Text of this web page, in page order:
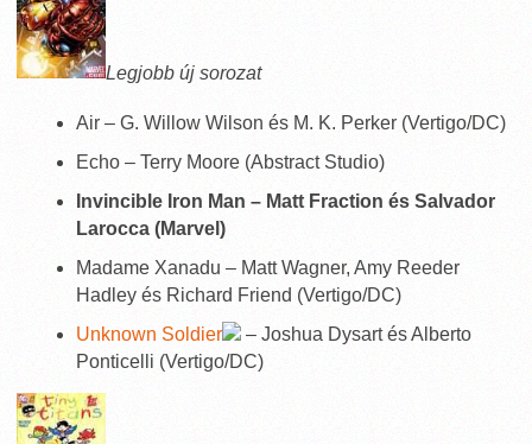
Legjobb új sorozat
Air – G. Willow Wilson és M. K. Perker (Vertigo/DC)
Echo – Terry Moore (Abstract Studio)
Invincible Iron Man – Matt Fraction és Salvador
Larocca (Marvel)
Madame Xanadu – Matt Wagner, Amy Reeder
Hadley és Richard Friend (Vertigo/DC)
Unknown Soldier
– Joshua Dysart és Alberto
Ponticelli (Vertigo/DC)